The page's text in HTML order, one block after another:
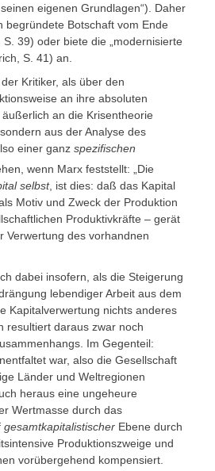
eigenen Grundlagen“). Daher
begründete Botschaft vom Ende
39) oder biete die „modernisierte
S. 41) an.
Kritiker, als über den
an ihre absoluten
an die Krisentheorie
aus der Analyse des
einer ganz spezifischen
wenn Marx feststellt: „Die
selbst, ist dies: daß das Kapital
Motiv und Zweck der Produktion
Produktivkräfte – gerät
Verwertung des vorhandnen
dabei insofern, als die Steigerung
lebendiger Arbeit aus dem
Kapitalverwertung nichts anderes
resultiert daraus zwar noch
Im Gegenteil:
war, also die Gesellschaft
Länder und Weltregionen
heraus eine ungeheure
Wertmasse durch das
gesamtkapitalistischer Ebene durch
Produktionszweige und
vorübergehend kompensiert.